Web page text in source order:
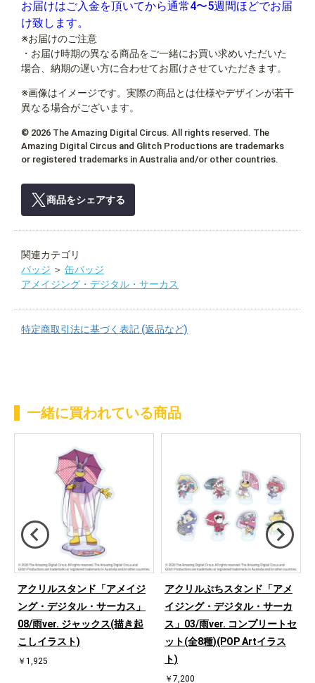
お届けはご入金を頂いてから通常4〜5週間ほどでお届
け致します。
※お届けのご注意
・お届け時期の異なる商品をご一緒にお買い求めいただいた
場合、納期の遅い方に合わせてお届けさせていただきます。
※画像はイメージです。実際の商品とは仕様やデザインが若干
異なる場合がございます。
© 2026 The Amazing Digital Circus. All rights reserved. The
Amazing Digital Circus and Glitch Productions are trademarks
or registered trademarks in Australia and/or other countries.
商品をシェアする
関連カテゴリ
バッジ ＞ 缶バッジ
アメイジング・デジタル・サーカス
特定商取引法に基づく表記 (返品など)
一緒に買われている商品
アクリルスタンド「アメイジ
ング・デジタル・サーカス」
08/雨ver. ジャックス(描き起
こしイラスト)
￥1,925
アクリルぷちスタンド「アメ
イジング・デジタル・サーカ
ス」03/雨ver. コンプリートセ
ット(全8種)(POP Artイラス
ト)
￥7,200